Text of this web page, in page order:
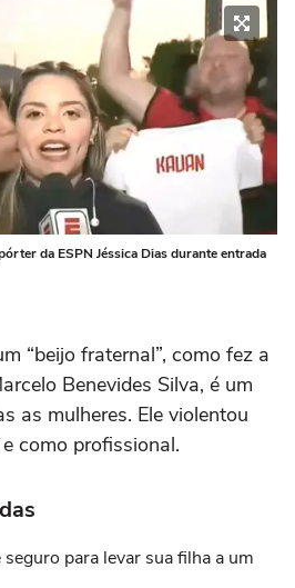
da ESPN Jéssica Dias durante entrada
“beijo fraternal”, como fez a
Benevides Silva, é um
as mulheres. Ele violentou
como profissional.
seguro para levar sua filha a um